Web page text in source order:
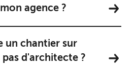
agence ?
un chantier sur
d'architecte ?